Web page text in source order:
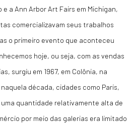
a Ann Arbor Art Fairs em Michigan,
comercializavam seus trabalhos
o primeiro evento que aconteceu
hoje, ou seja, com as vendas
surgiu em 1967, em Colônia, na
década, cidades como Paris,
quantidade relativamente alta de
por meio das galerias era limitado